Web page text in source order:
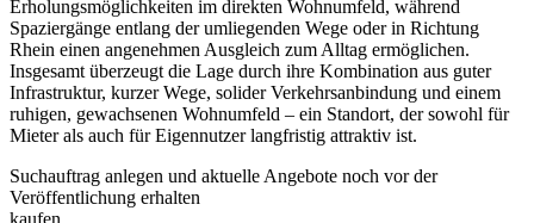
Erholungsmöglichkeiten im direkten Wohnumfeld, während
Spaziergänge entlang der umliegenden Wege oder in Richtung
Rhein einen angenehmen Ausgleich zum Alltag ermöglichen.
Insgesamt überzeugt die Lage durch ihre Kombination aus guter
Infrastruktur, kurzer Wege, solider Verkehrsanbindung und einem
ruhigen, gewachsenen Wohnumfeld – ein Standort, der sowohl für
Mieter als auch für Eigennutzer langfristig attraktiv ist.
Suchauftrag anlegen und aktuelle Angebote noch vor der
Veröffentlichung erhalten